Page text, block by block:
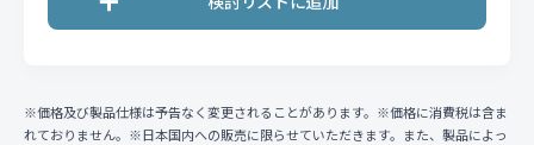
※価格及び製品仕様は予告なく変更されることがあります。※価格に消費税は含ま
れておりません。※日本国内への販売に限らせていただきます。また、製品によっ